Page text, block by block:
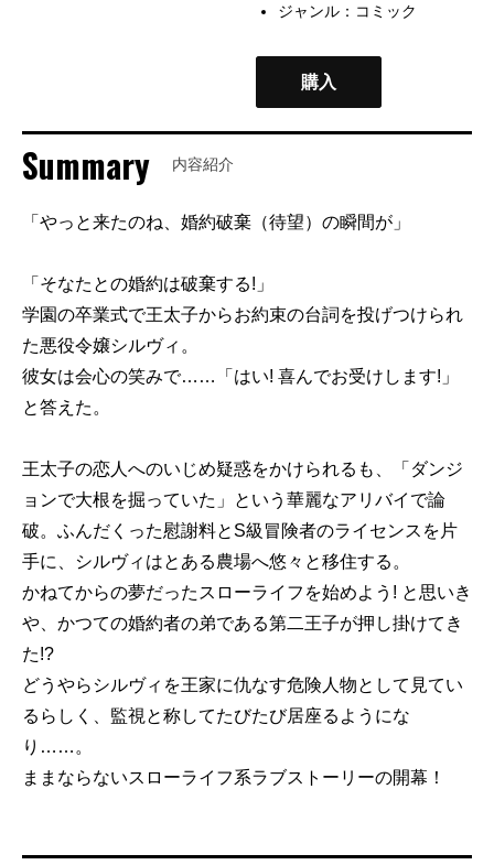
ジャンル： コミック
購入
Summary 内容紹介
「やっと来たのね、婚約破棄（待望）の瞬間が」
「そなたとの婚約は破棄する!」
学園の卒業式で王太子からお約束の台詞を投げつけられ
た悪役令嬢シルヴィ。
彼女は会心の笑みで……「はい! 喜んでお受けします!」
と答えた。
王太子の恋人へのいじめ疑惑をかけられるも、「ダンジ
ョンで大根を掘っていた」という華麗なアリバイで論
破。ふんだくった慰謝料とS級冒険者のライセンスを片
手に、シルヴィはとある農場へ悠々と移住する。
かねてからの夢だったスローライフを始めよう! と思いき
や、かつての婚約者の弟である第二王子が押し掛けてき
た!?
どうやらシルヴィを王家に仇なす危険人物として見てい
るらしく、監視と称してたびたび居座るようにな
り……。
ままならないスローライフ系ラブストーリーの開幕！